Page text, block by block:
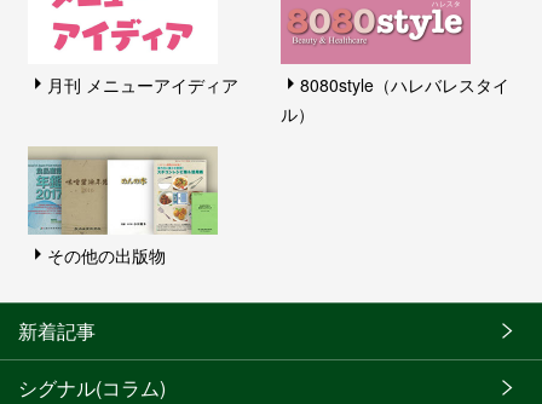
月刊 メニューアイディア
8080style（ハレバレスタイ
ル）
その他の出版物
新着記事
シグナル(コラム)